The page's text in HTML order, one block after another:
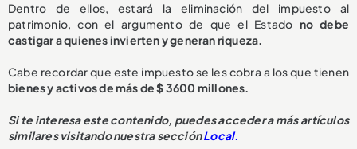
Dentro de ellos, estará la eliminación del impuesto al
patrimonio, con el argumento de que el Estado no debe
castigar a quienes invierten y generan riqueza.
Cabe recordar que este impuesto se les cobra a los que tienen
bienes y activos de más de $ 3600 millones.
Si te interesa este contenido, puedes acceder a más artículos
similares visitando nuestra secciónLocal.